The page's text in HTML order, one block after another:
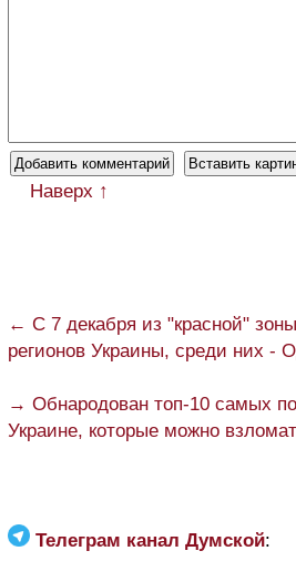
Наверх ↑
← C 7 декабря из "красной"
регионов Украины, среди них -
→ Обнародован топ-10 самых
Украине, которые можно
Телеграм канал Думской: